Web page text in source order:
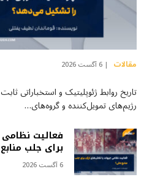
مقالات 6 آگست 2026
تاریخ روابط ژئوپلیتیک و استخباراتی
رژیم‌های تمویل‌کننده و گروه‌های…
فعالیت
برای جلب
6 آگست 2026